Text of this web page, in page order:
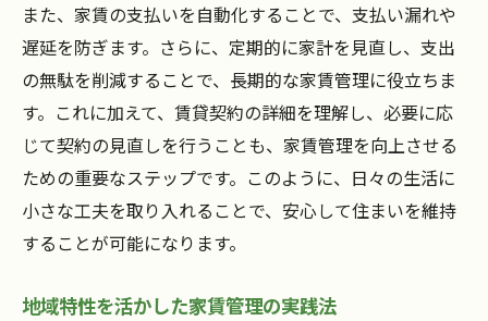
また、家賃の支払いを自動化することで、支払い漏れや
遅延を防ぎます。さらに、定期的に家計を見直し、支出
の無駄を削減することで、長期的な家賃管理に役立ちま
す。これに加えて、賃貸契約の詳細を理解し、必要に応
じて契約の見直しを行うことも、家賃管理を向上させる
ための重要なステップです。このように、日々の生活に
小さな工夫を取り入れることで、安心して住まいを維持
することが可能になります。
地域特性を活かした家賃管理の実践法